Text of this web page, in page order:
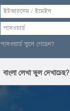
পাসওয়ার্ড ভুলে গেছেন?
বাংলা লেখা ভুল দেখাচেছ?